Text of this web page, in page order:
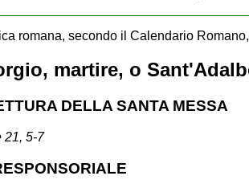
romana, secondo il Calendario
martire, o
DELLA SANTA MESSA
21, 5-7